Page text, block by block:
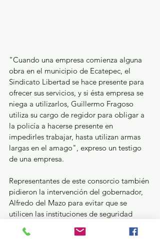
"Cuando una empresa comienza alguna
obra en el municipio de Ecatepec, el
Sindicato Libertad se hace presente para
ofrecer sus servicios, y si ésta empresa se
niega a utilizarlos, Guillermo Fragoso
utiliza su cargo de regidor para obligar a
la policía a hacerse presente en
impedirles trabajar, hasta utilizan armas
largas en el amago", expreso un testigo
de una empresa.
Representantes de este consorcio también
pidieron la intervención del gobernador,
Alfredo del Mazo para evitar que se
utilicen las instituciones de seguridad
para fines personales. Incluso afirman que
el alcalde, Fernando Vilchis no ha